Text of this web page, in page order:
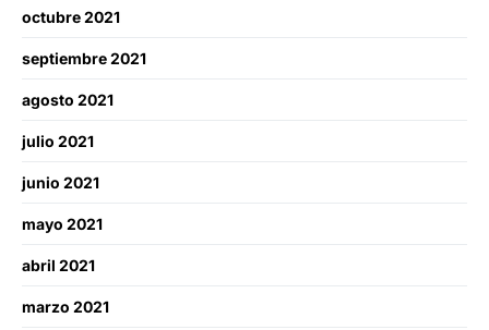
octubre 2021
septiembre 2021
agosto 2021
julio 2021
junio 2021
mayo 2021
abril 2021
marzo 2021